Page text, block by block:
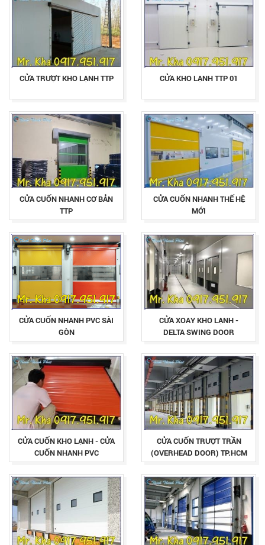
CỬA TRƯỢT KHO LẠNH TTP CỬA KHO LẠNH TTP 01
CỬA CUỐN NHANH CƠ BẢN
TTP
CỬA CUỐN NHANH THẾ HỆ
MỚI
CỬA CUỐN NHANH PVC SÀI
GÒN
CỬA XOAY KHO LẠNH -
DELTA SWING DOOR
CỬA CUỐN KHO LẠNH - CỬA
CUỐN NHANH PVC
CỬA CUỐN TRƯỢT TRẦN
(OVERHEAD DOOR) TP.HCM